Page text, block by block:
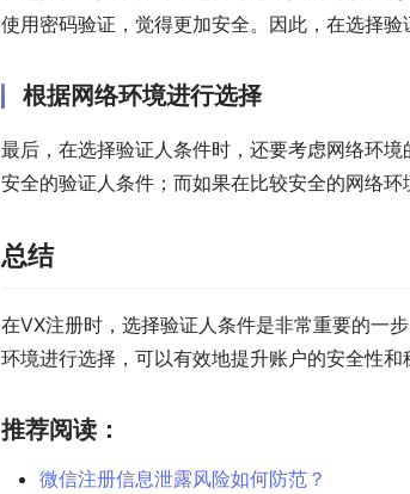
使用密码验证，觉得更加安全。因此，在选择
根据网络环境进行选择
最后，在选择验证人条件时，还要考虑网络环
安全的验证人条件；而如果在比较安全的网络
总结
在VX注册时，选择验证人条件是非常重要的一
环境进行选择，可以有效地提升账户的安全性
推荐阅读：
微信注册信息泄露风险如何防范？